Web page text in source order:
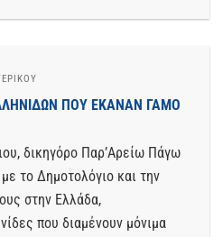
ΠΟΥ ΕΚΑΝΑΝ ΓΑΜΟ
δικηγόρο Παρ’Αρείω Πάγω
το Δημοτολόγιο και την
στην Ελλάδα,
που διαμένουν μόνιμα